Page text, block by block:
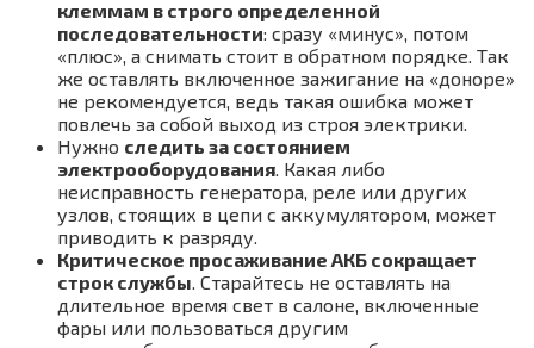
клеммам в строго определенной
последовательности: cразу «минуc», потом
«плюс», а снимать стоит в обратном порядке. Так
же оставлять включенное зажигание на «доноре»
не рекомендуется, ведь такая ошибка может
повлечь за собой выход из строя электрики.
Нужно следить за состоянием
электрооборудования. Какая либо
неисправность генератора, реле или других
узлов, стоящих в цепи с аккумулятором, может
приводить к разряду.
Критическое просаживание АКБ сокращает
строк службы. Старайтесь не оставлять на
длительное время свет в салоне, включенные
фары или пользоваться другим